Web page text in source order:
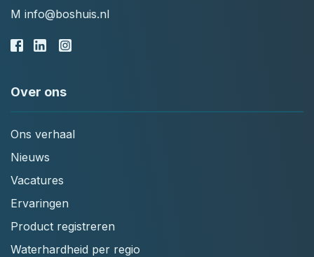
M info@boshuis.nl
Over ons
Ons verhaal
Nieuws
Vacatures
Ervaringen
Product registreren
Waterhardheid per regio